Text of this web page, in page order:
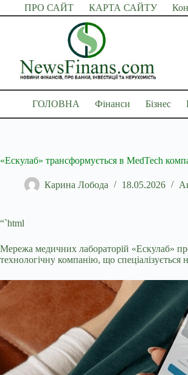
Перейти
до
ПРО САЙТ КАРТА САЙТУ
ГОЛОВНА Фінанси Бізнес
«Ескулаб» трансформується в MedTech
Карина Лобода 18.05.2026
“`html
Мережа медичних лабораторій «Ескулаб»
технологічну компанію, що спеціалізується